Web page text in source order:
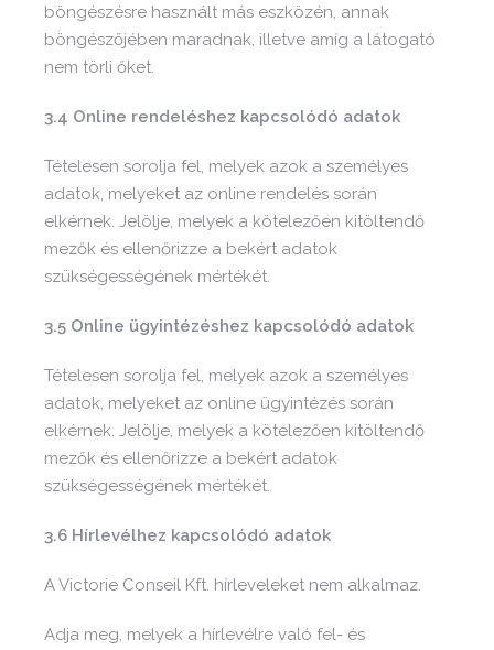
böngészésre használt más eszközén, annak
böngészőjében maradnak, illetve amíg a látogató
nem törli őket.
3.4 Online rendeléshez kapcsolódó adatok
Tételesen sorolja fel, melyek azok a személyes
adatok, melyeket az online rendelés során
elkérnek. Jelölje, melyek a kötelezően kitöltendő
mezők és ellenőrizze a bekért adatok
szükségességének mértékét.
3.5 Online ügyintézéshez kapcsolódó adatok
Tételesen sorolja fel, melyek azok a személyes
adatok, melyeket az online ügyintézés során
elkérnek. Jelölje, melyek a kötelezően kitöltendő
mezők és ellenőrizze a bekért adatok
szükségességének mértékét.
3.6 Hírlevélhez kapcsolódó adatok
A Victorie Conseil Kft. hírleveleket nem alkalmaz.
Adja meg, melyek a hírlevélre való fel- és